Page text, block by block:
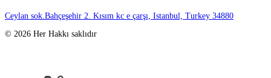
Ceylan sok.Bahçeşehir 2. Kısım kc e çarşı, Istanbul, Turkey 34880
© 2026 Her Hakkı saklıdır